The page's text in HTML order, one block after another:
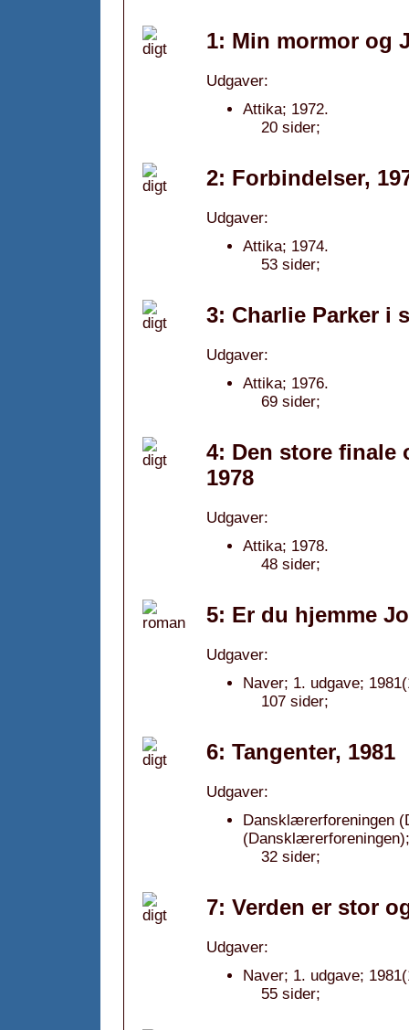
1: Min mormor og
Udgaver:
Attika; 1972.
20 sider;
2: Forbindelser,
Udgaver:
Attika; 1974.
53 sider;
3: Charlie Parker i
Udgaver:
Attika; 1976.
69 sider;
4: Den store finale
1978
Udgaver:
Attika; 1978.
48 sider;
5: Er du hjemme
Udgaver:
Naver; 1. udgave;
107 sider;
6: Tangenter, 1981
Udgaver:
Dansklærerforeningen
32 sider;
7: Verden er stor
Udgaver:
Naver; 1. udgave;
55 sider;